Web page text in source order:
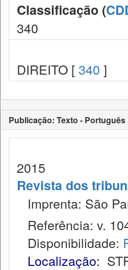
Classificação (
340
DIREITO [ 340 ]
Publicação: Texto - Português
2015
Revista dos
Imprenta: São
Referência: v.
Disponibilidade:
Localização: